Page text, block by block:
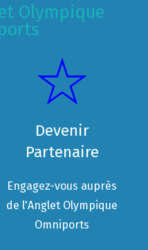
Olympique
Devenir
Partenaire
Engagez-vous auprès
de l'Anglet Olympique
Omniports